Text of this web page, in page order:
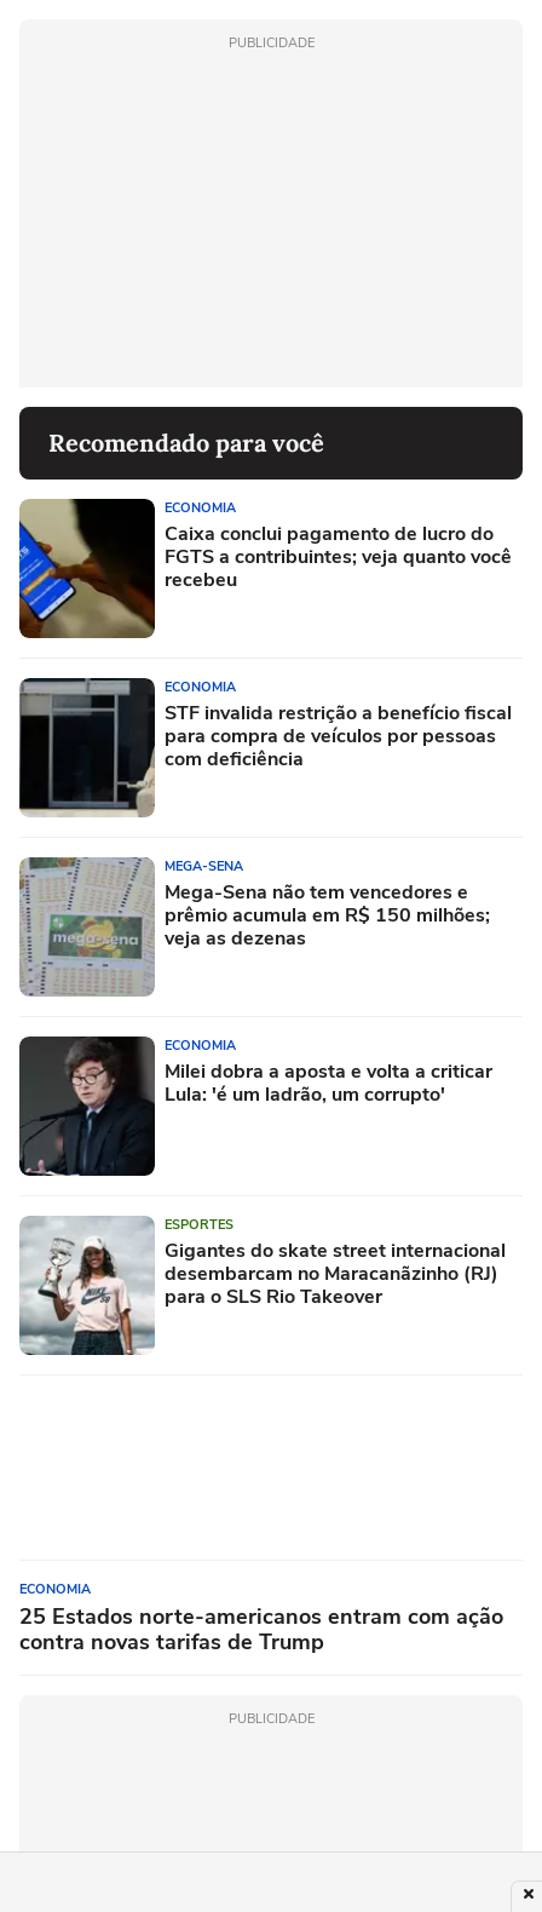
PUBLICIDADE
Recomendado para você
ECONOMIA
Caixa conclui pagamento de lucro do
FGTS a contribuintes; veja quanto você
recebeu
ECONOMIA
STF invalida restrição a benefício fiscal
para compra de veículos por pessoas
com deficiência
MEGA-SENA
Mega-Sena não tem vencedores e
prêmio acumula em R$ 150 milhões;
veja as dezenas
ECONOMIA
Milei dobra a aposta e volta a criticar
Lula: 'é um ladrão, um corrupto'
ESPORTES
Gigantes do skate street internacional
desembarcam no Maracanãzinho (RJ)
para o SLS Rio Takeover
ECONOMIA
25 Estados norte-americanos entram com ação
contra novas tarifas de Trump
PUBLICIDADE